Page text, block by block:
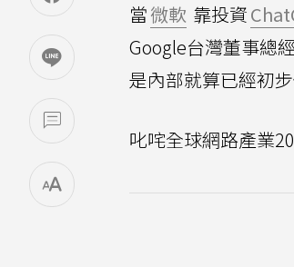
當微軟 靠投資
Google台灣董事總
是內部就算已經初
叱咤全球網路產業